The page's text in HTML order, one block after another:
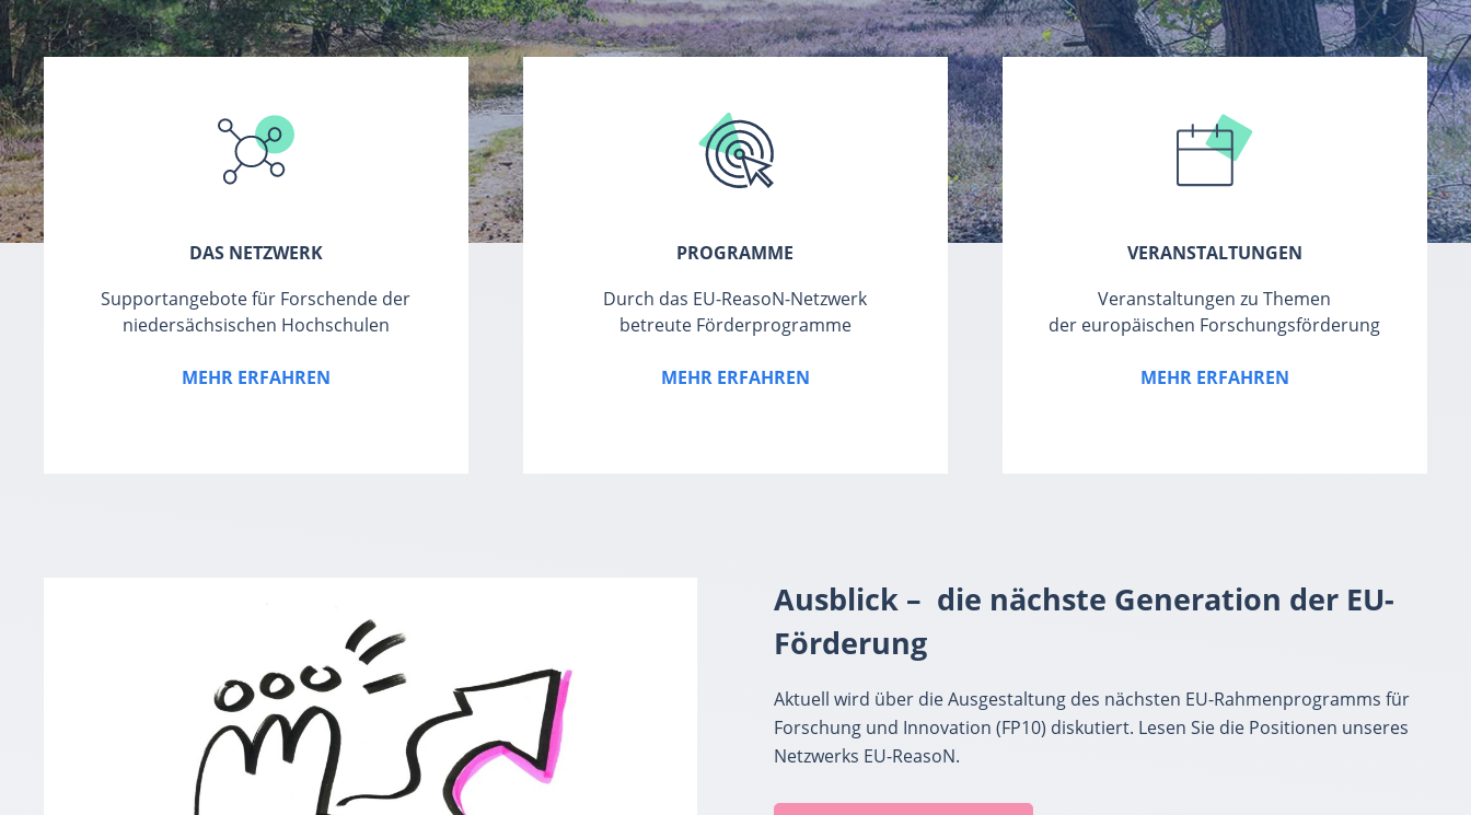
DAS NETZWERK
Supportangebote für Forschende der
niedersächsischen Hochschulen
MEHR ERFAHREN
PROGRAMME
Durch das EU-ReasoN-Netzwerk
betreute Förderprogramme
MEHR ERFAHREN
VERANSTALTUNGEN
Veranstaltungen zu Themen
der europäischen Forschungsförderung
MEHR ERFAHREN
Ausblick – die nächste Generation der EU-
Förderung
Aktuell wird über die Ausgestaltung des nächsten EU-Rahmenprogramms für
Forschung und Innovation (FP10) diskutiert. Lesen Sie die Positionen unseres
Netzwerks EU-ReasoN.